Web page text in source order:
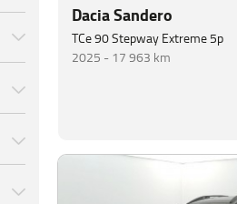
Dacia Sandero
TCe 90 Stepway Extreme 5p
2025 - 17 963 km